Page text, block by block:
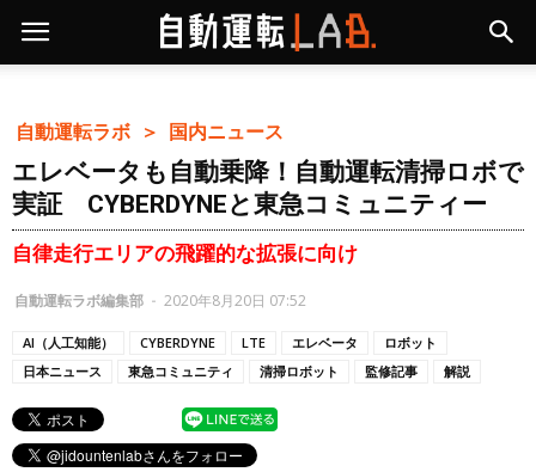
自動運転ラボ ＞ 国内ニュース
エレベータも自動乗降！自動運転清掃ロボで
実証 CYBERDYNEと東急コミュニティー
自律走行エリアの飛躍的な拡張に向け
自動運転ラボ編集部 - 2020年8月20日 07:52
AI（人工知能） CYBERDYNE LTE エレベータ
ロボット
日本ニュース
東急コミュニティ 清掃ロボット 監修記事 解説